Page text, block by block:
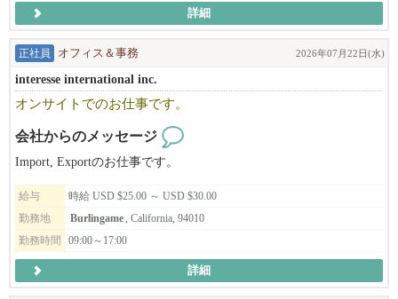
す。
◆◇働きやすい環境面も完備！
既定の休暇・勤務時間を遵守する事が法律で定められており、
公休やシフト管理された勤務時間など、無理なく働ける環境が整
っています。
会社として推進し、常にブラッシュアップしているんです！
なんと、年間最大​14日間のリフレッシュ休暇、2週間程度のバケー
━━━━━━━━━━━━━━━━━━━━
◆◇オシャレに『笑顔』で働ける！
煙がもくもくのラーメン店や、所々汚い居酒屋…等、
詳細
正社員 オフィス＆事務 2026年07月22日(水)
interesse international inc.
オンサイトでのお仕事です。
会社からのメッセージ
Import, Exportのお仕事です。
給与
時給 USD $25.00 ～ USD $30.00
勤務地
Burlingame , California, 94010
勤務時間
09:00～17:00
詳細